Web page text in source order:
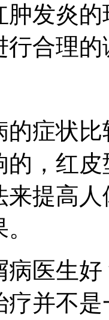
肿发炎
行合理
的症状
的，红
来提高
病医生
疗并不